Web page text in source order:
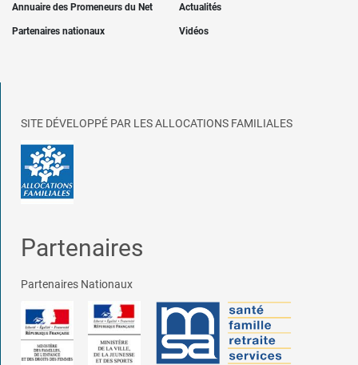
Annuaire des Promeneurs du Net Actualités
Partenaires nationaux Vidéos
SITE DÉVELOPPÉ PAR LES ALLOCATIONS FAMILIALES
Partenaires
Partenaires Nationaux